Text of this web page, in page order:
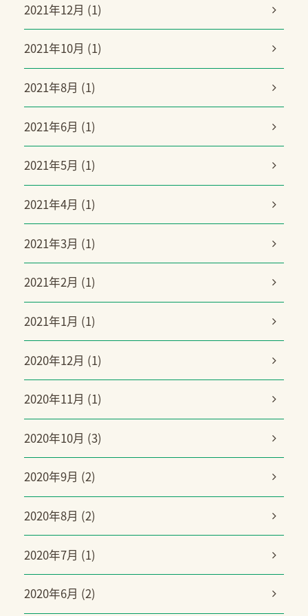
2021年12月 (1)
2021年10月 (1)
2021年8月 (1)
2021年6月 (1)
2021年5月 (1)
2021年4月 (1)
2021年3月 (1)
2021年2月 (1)
2021年1月 (1)
2020年12月 (1)
2020年11月 (1)
2020年10月 (3)
2020年9月 (2)
2020年8月 (2)
2020年7月 (1)
2020年6月 (2)